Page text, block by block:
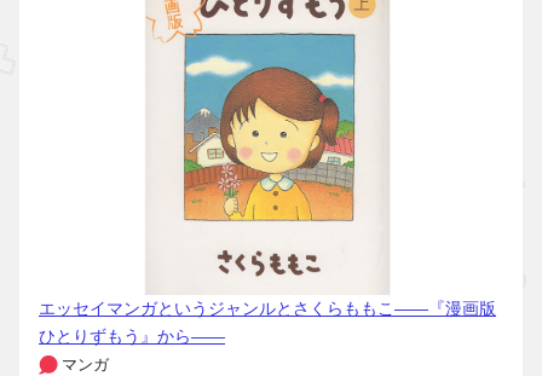
エッセイマンガというジャンルとさくらももこ――『漫画版
ひとりずもう』から――
マンガ